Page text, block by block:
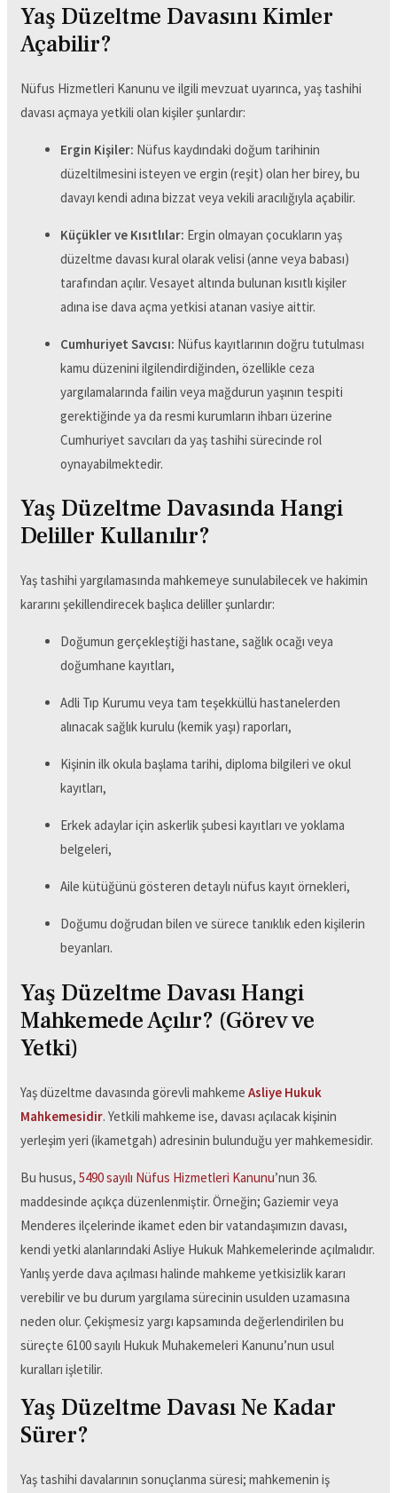
Yaş Düzeltme Davasını Kimler
Açabilir?
Nüfus Hizmetleri Kanunu ve ilgili mevzuat uyarınca, yaş tashihi
davası açmaya yetkili olan kişiler şunlardır:
Ergin Kişiler: Nüfus kaydındaki doğum tarihinin
düzeltilmesini isteyen ve ergin (reşit) olan her birey, bu
davayı kendi adına bizzat veya vekili aracılığıyla açabilir.
Küçükler ve Kısıtlılar: Ergin olmayan çocukların yaş
düzeltme davası kural olarak velisi (anne veya babası)
tarafından açılır. Vesayet altında bulunan kısıtlı kişiler
adına ise dava açma yetkisi atanan vasiye aittir.
Cumhuriyet Savcısı: Nüfus kayıtlarının doğru tutulması
kamu düzenini ilgilendirdiğinden, özellikle ceza
yargılamalarında failin veya mağdurun yaşının tespiti
gerektiğinde ya da resmi kurumların ihbarı üzerine
Cumhuriyet savcıları da yaş tashihi sürecinde rol
oynayabilmektedir.
Yaş Düzeltme Davasında Hangi
Deliller Kullanılır?
Yaş tashihi yargılamasında mahkemeye sunulabilecek ve hakimin
kararını şekillendirecek başlıca deliller şunlardır:
Doğumun gerçekleştiği hastane, sağlık ocağı veya
doğumhane kayıtları,
Adli Tıp Kurumu veya tam teşekküllü hastanelerden
alınacak sağlık kurulu (kemik yaşı) raporları,
Kişinin ilk okula başlama tarihi, diploma bilgileri ve okul
kayıtları,
Erkek adaylar için askerlik şubesi kayıtları ve yoklama
belgeleri,
Aile kütüğünü gösteren detaylı nüfus kayıt örnekleri,
Doğumu doğrudan bilen ve sürece tanıklık eden kişilerin
beyanları.
Yaş Düzeltme Davası Hangi
Mahkemede Açılır? (Görev ve
Yetki)
Yaş düzeltme davasında görevli mahkemeAsliye Hukuk
Mahkemesidir. Yetkili mahkeme ise, davası açılacak kişinin
yerleşim yeri (ikametgah) adresinin bulunduğu yer mahkemesidir.
Bu husus,5490 sayılı Nüfus Hizmetleri Kanunu’nun 36.
maddesinde açıkça düzenlenmiştir. Örneğin; Gaziemir veya
Menderes ilçelerinde ikamet eden bir vatandaşımızın davası,
kendi yetki alanlarındaki Asliye Hukuk Mahkemelerinde açılmalıdır.
Yanlış yerde dava açılması halinde mahkeme yetkisizlik kararı
verebilir ve bu durum yargılama sürecinin usulden uzamasına
neden olur. Çekişmesiz yargı kapsamında değerlendirilen bu
süreçte 6100 sayılı Hukuk Muhakemeleri Kanunu’nun usul
kuralları işletilir.
Yaş Düzeltme Davası Ne Kadar
Sürer?
Yaş tashihi davalarının sonuçlanma süresi; mahkemenin iş